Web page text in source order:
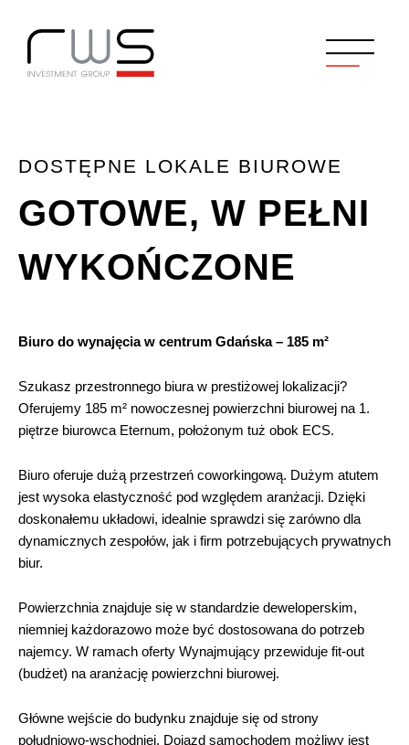
DOSTĘPNE LOKALE BIUROWE
GOTOWE, W PEŁNI
WYKOŃCZONE
Biuro do wynajęcia w centrum Gdańska – 185 m²
Szukasz przestronnego biura w prestiżowej lokalizacji?
Oferujemy 185 m² nowoczesnej powierzchni biurowej na 1.
piętrze biurowca Eternum, położonym tuż obok ECS.
Biuro oferuje dużą przestrzeń coworkingową. Dużym atutem
jest wysoka elastyczność pod względem aranżacji. Dzięki
doskonałemu układowi, idealnie sprawdzi się zarówno dla
dynamicznych zespołów, jak i firm potrzebujących prywatnych
biur.
Powierzchnia znajduje się w standardzie deweloperskim,
niemniej każdorazowo może być dostosowana do potrzeb
najemcy. W ramach oferty Wynajmujący przewiduje fit-out
(budżet) na aranżację powierzchni biurowej.
Główne wejście do budynku znajduje się od strony
południowo-wschodniej. Dojazd samochodem możliwy jest